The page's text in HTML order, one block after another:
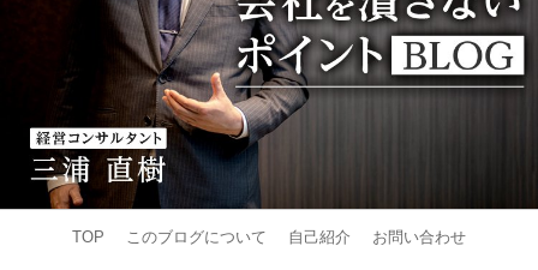
TOP このブログについて 自己紹介 お問い合わせ